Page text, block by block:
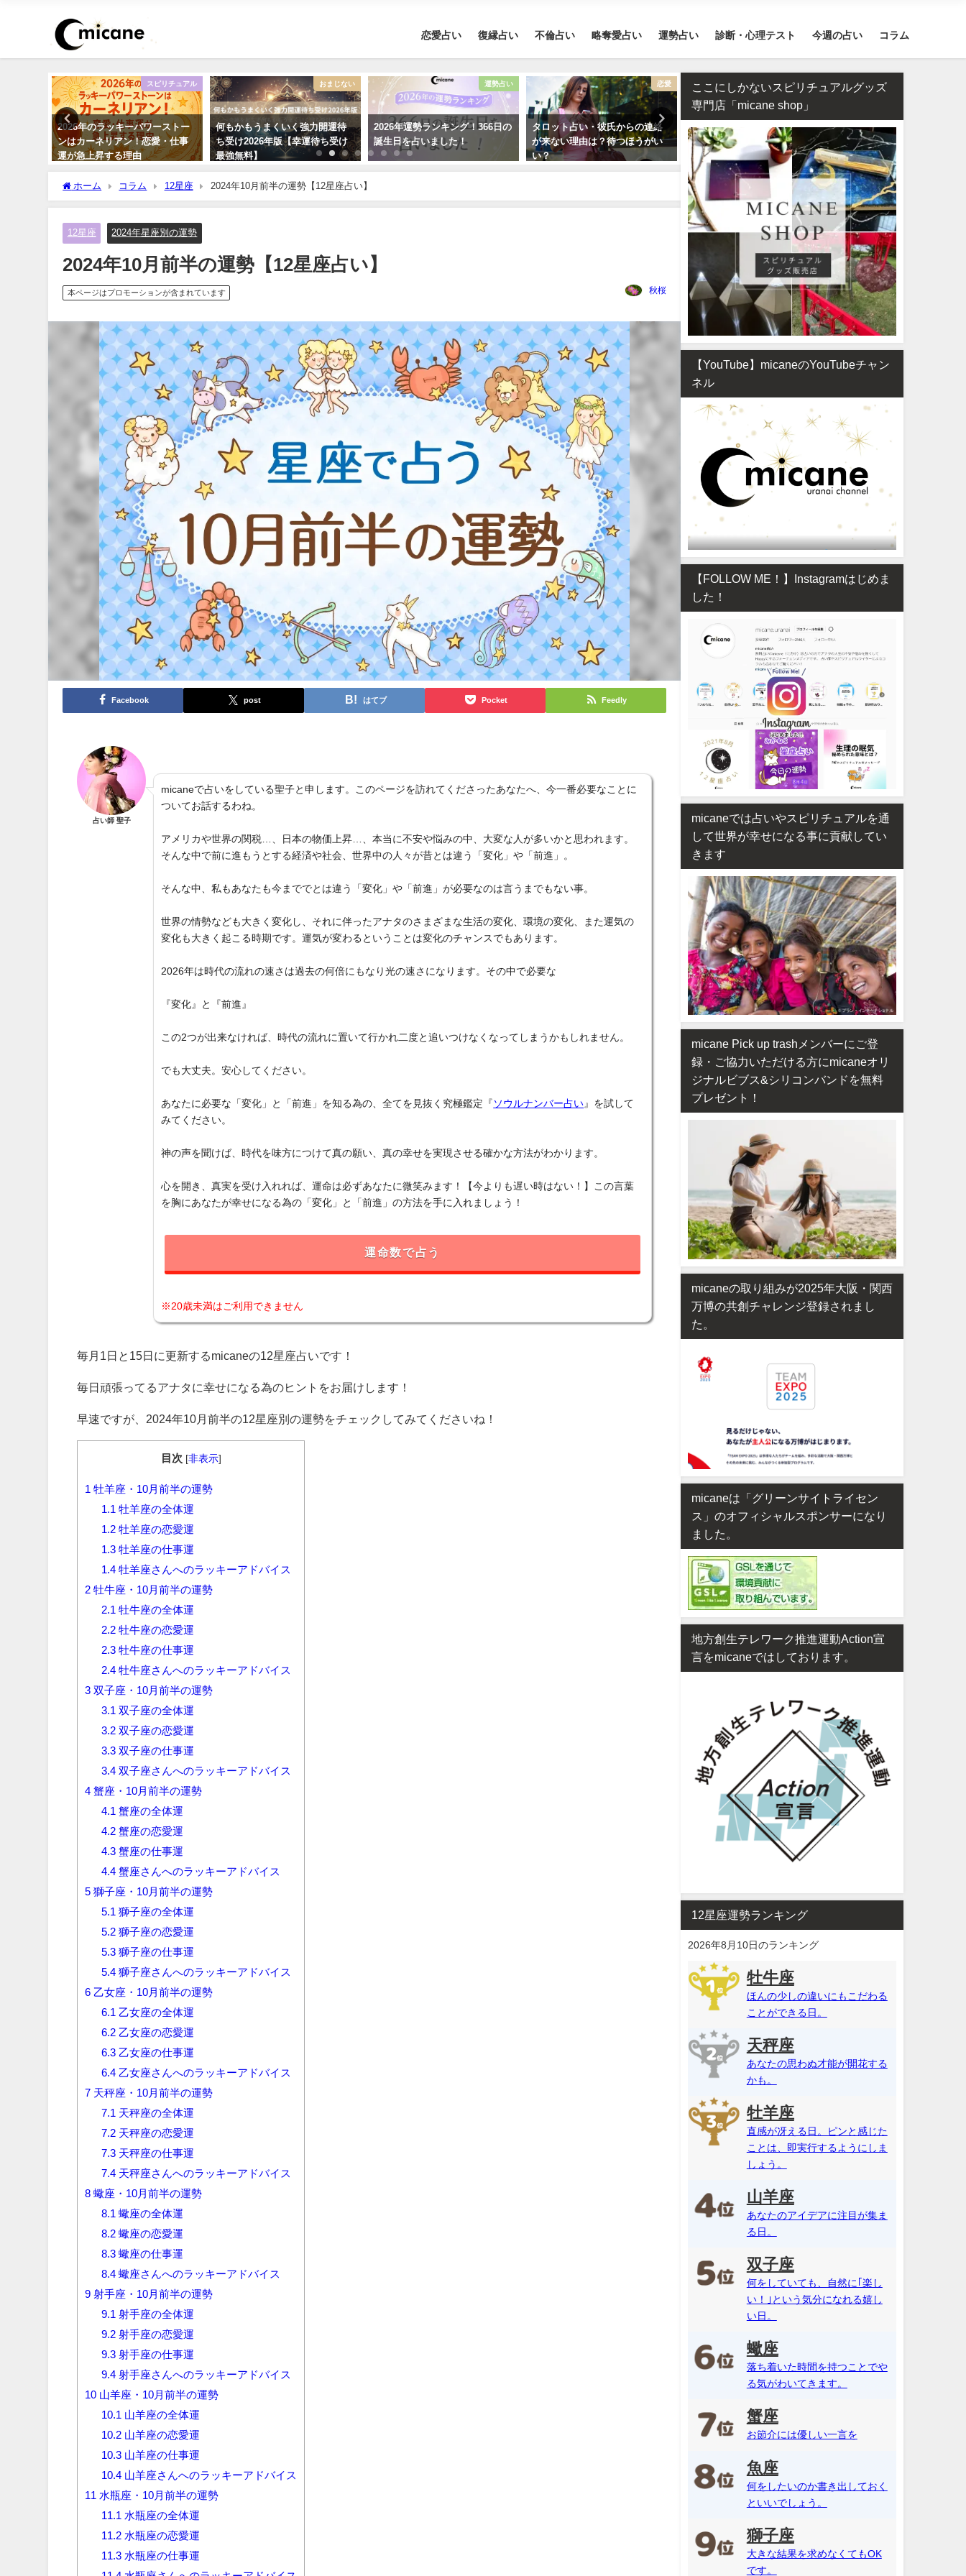
恋愛占い 復縁占い 不倫占い 略奪愛占い 運勢占い 診断・心理テスト 今週の占い コラム
スピリチュアル
2026年のラッキーパワーストー
ンはカーネリアン！恋愛・仕事
運が急上昇する理由
おまじない
何もかもうまくいく強力開運待
ち受け2026年版【幸運待ち受け
最強無料】
運勢占い
2026年運勢ランキング！366日の
誕生日を占いました！
恋愛
タロット占い・彼氏からの連絡
が来ない理由は？待つほうがい
い？
相性占い・既婚者なのに片思
い…この恋愛は上手くいく？諦
めるべき？
四柱推命で占う2026年のあ
の運勢【生年月日で無料鑑
ホーム コラム 12星座 2024年10月前半の運勢【12星座占い】
12星座 2024年星座別の運勢
2024年10月前半の運勢【12星座占い】
本ページはプロモーションが含まれています 秋桜
Facebook post はてブ Pocket Feedly
占い師 聖子
micaneで占いをしている聖子と申します。このページを訪れてくださったあなたへ、今一番必要なことに
ついてお話するわね。
アメリカや世界の関税…、日本の物価上昇…、本当に不安や悩みの中、大変な人が多いかと思われます。
そんな中で前に進もうとする経済や社会、世界中の人々が昔とは違う「変化」や「前進」。
そんな中、私もあなたも今まででとは違う「変化」や「前進」が必要なのは言うまでもない事。
世界の情勢なども大きく変化し、それに伴ったアナタのさまざまな生活の変化、環境の変化、また運気の
変化も大きく起こる時期です。運気が変わるということは変化のチャンスでもあります。
2026年は時代の流れの速さは過去の何倍にもなり光の速さになります。その中で必要な
『変化』と『前進』
この2つが出来なければ、時代の流れに置いて行かれ二度と追いつけなくなってしまうかもしれません。
でも大丈夫。安心してください。
あなたに必要な「変化」と「前進」を知る為の、全てを見抜く究極鑑定『 ソウルナンバー占い 』を試して
みてください。
神の声を聞けば、時代を味方につけて真の願い、真の幸せを実現させる確かな方法がわかります。
心を開き、真実を受け入れれば、運命は必ずあなたに微笑みます！【今よりも遅い時はない！】この言葉
を胸にあなたが幸せになる為の「変化」と「前進」の方法を手に入れましょう！
運命数で占う
※20歳未満はご利用できません
毎月1日と15日に更新するmicaneの12星座占いです！
毎日頑張ってるアナタに幸せになる為のヒントをお届けします！
早速ですが、2024年10月前半の12星座別の運勢をチェックしてみてくださいね！
目次 [非表示]
1 牡羊座・10月前半の運勢
1.1 牡羊座の全体運
1.2 牡羊座の恋愛運
1.3 牡羊座の仕事運
1.4 牡羊座さんへのラッキーアドバイス
2 牡牛座・10月前半の運勢
2.1 牡牛座の全体運
2.2 牡牛座の恋愛運
2.3 牡牛座の仕事運
2.4 牡牛座さんへのラッキーアドバイス
3 双子座・10月前半の運勢
3.1 双子座の全体運
3.2 双子座の恋愛運
3.3 双子座の仕事運
3.4 双子座さんへのラッキーアドバイス
4 蟹座・10月前半の運勢
4.1 蟹座の全体運
4.2 蟹座の恋愛運
4.3 蟹座の仕事運
4.4 蟹座さんへのラッキーアドバイス
5 獅子座・10月前半の運勢
5.1 獅子座の全体運
5.2 獅子座の恋愛運
5.3 獅子座の仕事運
5.4 獅子座さんへのラッキーアドバイス
6 乙女座・10月前半の運勢
6.1 乙女座の全体運
6.2 乙女座の恋愛運
6.3 乙女座の仕事運
6.4 乙女座さんへのラッキーアドバイス
7 天秤座・10月前半の運勢
7.1 天秤座の全体運
7.2 天秤座の恋愛運
7.3 天秤座の仕事運
7.4 天秤座さんへのラッキーアドバイス
8 蠍座・10月前半の運勢
8.1 蠍座の全体運
8.2 蠍座の恋愛運
8.3 蠍座の仕事運
8.4 蠍座さんへのラッキーアドバイス
9 射手座・10月前半の運勢
9.1 射手座の全体運
9.2 射手座の恋愛運
9.3 射手座の仕事運
9.4 射手座さんへのラッキーアドバイス
10 山羊座・10月前半の運勢
10.1 山羊座の全体運
10.2 山羊座の恋愛運
10.3 山羊座の仕事運
10.4 山羊座さんへのラッキーアドバイス
11 水瓶座・10月前半の運勢
11.1 水瓶座の全体運
11.2 水瓶座の恋愛運
11.3 水瓶座の仕事運
ここにしかないスピリチュアルグッズ
専門店「micane shop」
【YouTube】micaneのYouTubeチャン
ネル
【FOLLOW ME！】Instagramはじめま
した！
micaneでは占いやスピリチュアルを通
して世界が幸せになる事に貢献してい
きます
micane Pick up trashメンバーにご登
録・ご協力いただける方にmicaneオリ
ジナルビブス&シリコンバンドを無料
プレゼント！
micaneの取り組みが2025年大阪・関西
万博の共創チャレンジ登録されまし
た。
micaneは「グリーンサイトライセン
ス」のオフィシャルスポンサーになり
ました。
地方創生テレワーク推進運動Action宣
言をmicaneではしております。
12星座運勢ランキング
2026年8月10日のランキング
牡牛座
ほんの少しの違いにもこだわる
ことができる日。
天秤座
あなたの思わぬ才能が開花する
かも。
牡羊座
直感が冴える日。ピンと感じた
ことは、即実行するようにしま
しょう。
山羊座
あなたのアイデアに注目が集ま
る日。
双子座
何をしていても、自然に｢楽し
い！｣という気分になれる嬉し
い日。
蠍座
落ち着いた時間を持つことでや
る気がわいてきます。
蟹座
お節介には優しい一言を
魚座
何をしたいのか書き出しておく
といいでしょう。
獅子座
大きな結果を求めなくてもOK
です。